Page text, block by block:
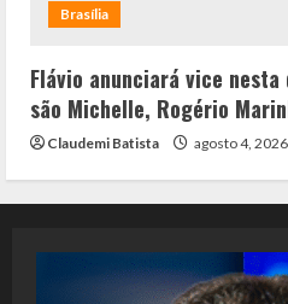
Brasília
Flávio anunciará vice
são Michelle, Rogério
Claudemi Batista agosto 4, 2026